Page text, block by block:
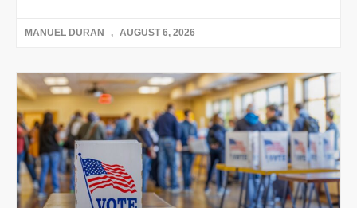
MANUEL DURAN AUGUST 6, 2026